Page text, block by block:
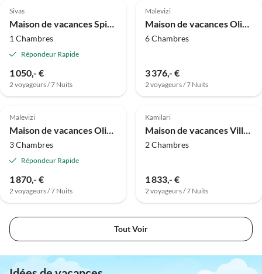
Sivas
Maison de vacances Spitaki Eviva
1 Chambres
Répondeur Rapide
1 050,- €
2 voyageurs / 7 Nuits
Malevizi
Maison de vacances Olive Love Villas - 2 villas
6 Chambres
3 376,- €
2 voyageurs / 7 Nuits
Annonce
Malevizi
Maison de vacances Olive Love Villas - 1 villa
3 Chambres
Répondeur Rapide
1 870,- €
2 voyageurs / 7 Nuits
Annonce
Kamilari
Maison de vacances Villa Panselinos
2 Chambres
1 833,- €
2 voyageurs / 7 Nuits
Tout Voir